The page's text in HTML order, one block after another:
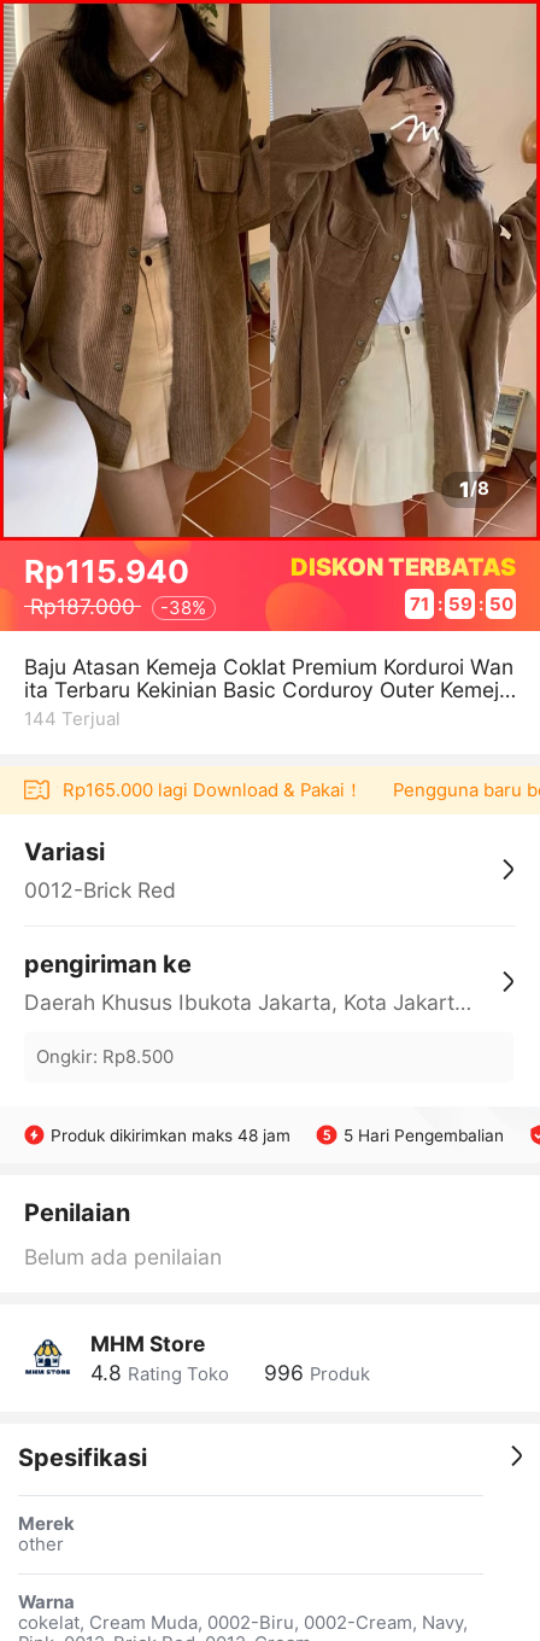
1/8
Rp115.940
Rp187.000 -38%
DISKON TERBATAS
71 : 59 : 50
Baju Atasan Kemeja Coklat Premium Korduroi Wan
ita Terbaru Kekinian Basic Corduroy Outer Kemeja
Lengan Panjang Longgar Se
144 Terjual
Rp165.000 lagi Download & Pakai！ Pengguna baru
Variasi
0012-Brick Red
pengiriman ke
Daerah Khusus Ibukota Jakarta, Kota Jakarta Barat, Cengkareng, yy
Ongkir: Rp8.500
Produk dikirimkan maks 48 jam 5 Hari Pengembalian
Penilaian
Belum ada penilaian
MHM Store
4.8 Rating Toko 996 Produk
Spesifikasi
Merek
other
Warna
cokelat, Cream Muda, 0002-Biru, 0002-Cream, Navy,